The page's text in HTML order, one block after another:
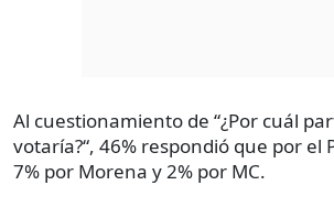
Al cuestionamiento de “¿Por cuál
votaría?“, 46% respondió que por el
7% por Morena y 2% por MC.